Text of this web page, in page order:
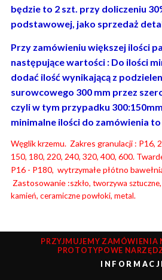
będzie to 2 szt. przy doliczeniu
podstawowej, jako sprzedaż
Przy zamówieniu większej ilości
następujące wartości : Do ilości
dodać ilość wynikającą z
surowcowego 300 mm przez
czyli w tym przypadku
minimalne ilości do zamówienia to
Węglik krzemu. Zakres granulacji : P16,
150, 180, 220, 240, 320, 400, 600.
P16 - P180, wytrzymałe płótno
Zastosowanie :szkło, tworzywa
kamień, ceramiczne powłoki, metal.
PRZYJMUJEMY ZAMÓWIENIA
PROTOTYPOWE